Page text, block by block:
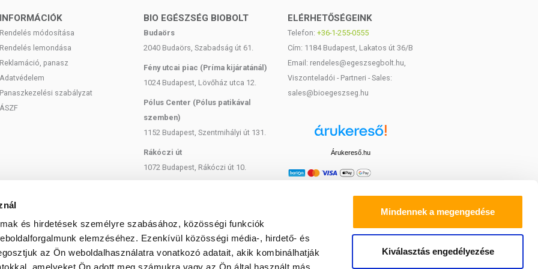
és hirdetések személyre szabásához, közösségi funkciók
elemzéséhez. Ezenkívül közösségi média-, hirdető- és
az Ön weboldalhasználatra vonatkozó adatait, akik kombinálhatják
Mindennek a megengedése
Kiválasztás engedélyezése
Carota oil (répaolaj), Tocopherol (E-vitamin),
hispidum (ratnjyot), Linalool, Limonene
A termék nem gyógyít betegségeket. A termék nem
Betegség esetén használatát konzultálja
Az ajánlott napi használati mennyiséget ne
az összetevők bármelyikére érzékeny vagy allergiás! Ha
INFORMÁCIÓK
Rendelés módosítása
Rendelés lemondása
Reklamáció, panasz
Adatvédelem
Panaszkezelési szabályzat
ÁSZF
BIO EGÉSZSÉG BIOBOLT
Budaörs
2040 Budaörs, Szabadság út 61.
Fény utcai piac (Príma kijáratánál)
1024 Budapest, Lövőház utca 12.
Pólus Center (Pólus patikával
szemben)
1152 Budapest, Szentmihályi út 131.
Rákóczi út
1072 Budapest, Rákóczi út 10.
Bartók Béla
1114 Budapest, Bartók Béla út 71.
ELÉRHETŐSÉGEINK
Telefon: +36-1-255-0555
Cím: 1184 Budapest, Lakatos út 36/B
Email: rendeles@egeszsegbolt.hu,
Viszonteladói - Partneri - Sales:
sales@bioegeszseg.hu
Árukereső.hu